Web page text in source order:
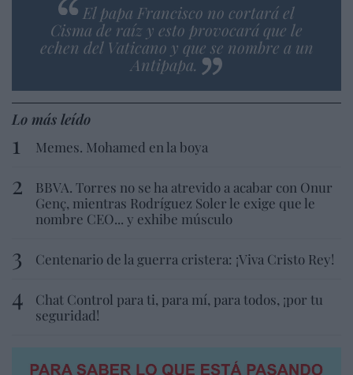
El papa Francisco no cortará el
Cisma de raíz y esto provocará que le
echen del Vaticano y que se nombre a un
Antipapa.
Lo más leído
Memes. Mohamed en la boya
BBVA. Torres no se ha atrevido a acabar con Onur
Genç, mientras Rodríguez Soler le exige que le
nombre CEO... y exhibe músculo
Centenario de la guerra cristera: ¡Viva Cristo Rey!
Chat Control para ti, para mí, para todos, ¡por tu
seguridad!